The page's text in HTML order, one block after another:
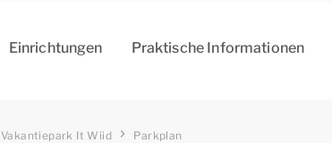
Einrichtungen Praktische Informationen
It Wiid Parkplan